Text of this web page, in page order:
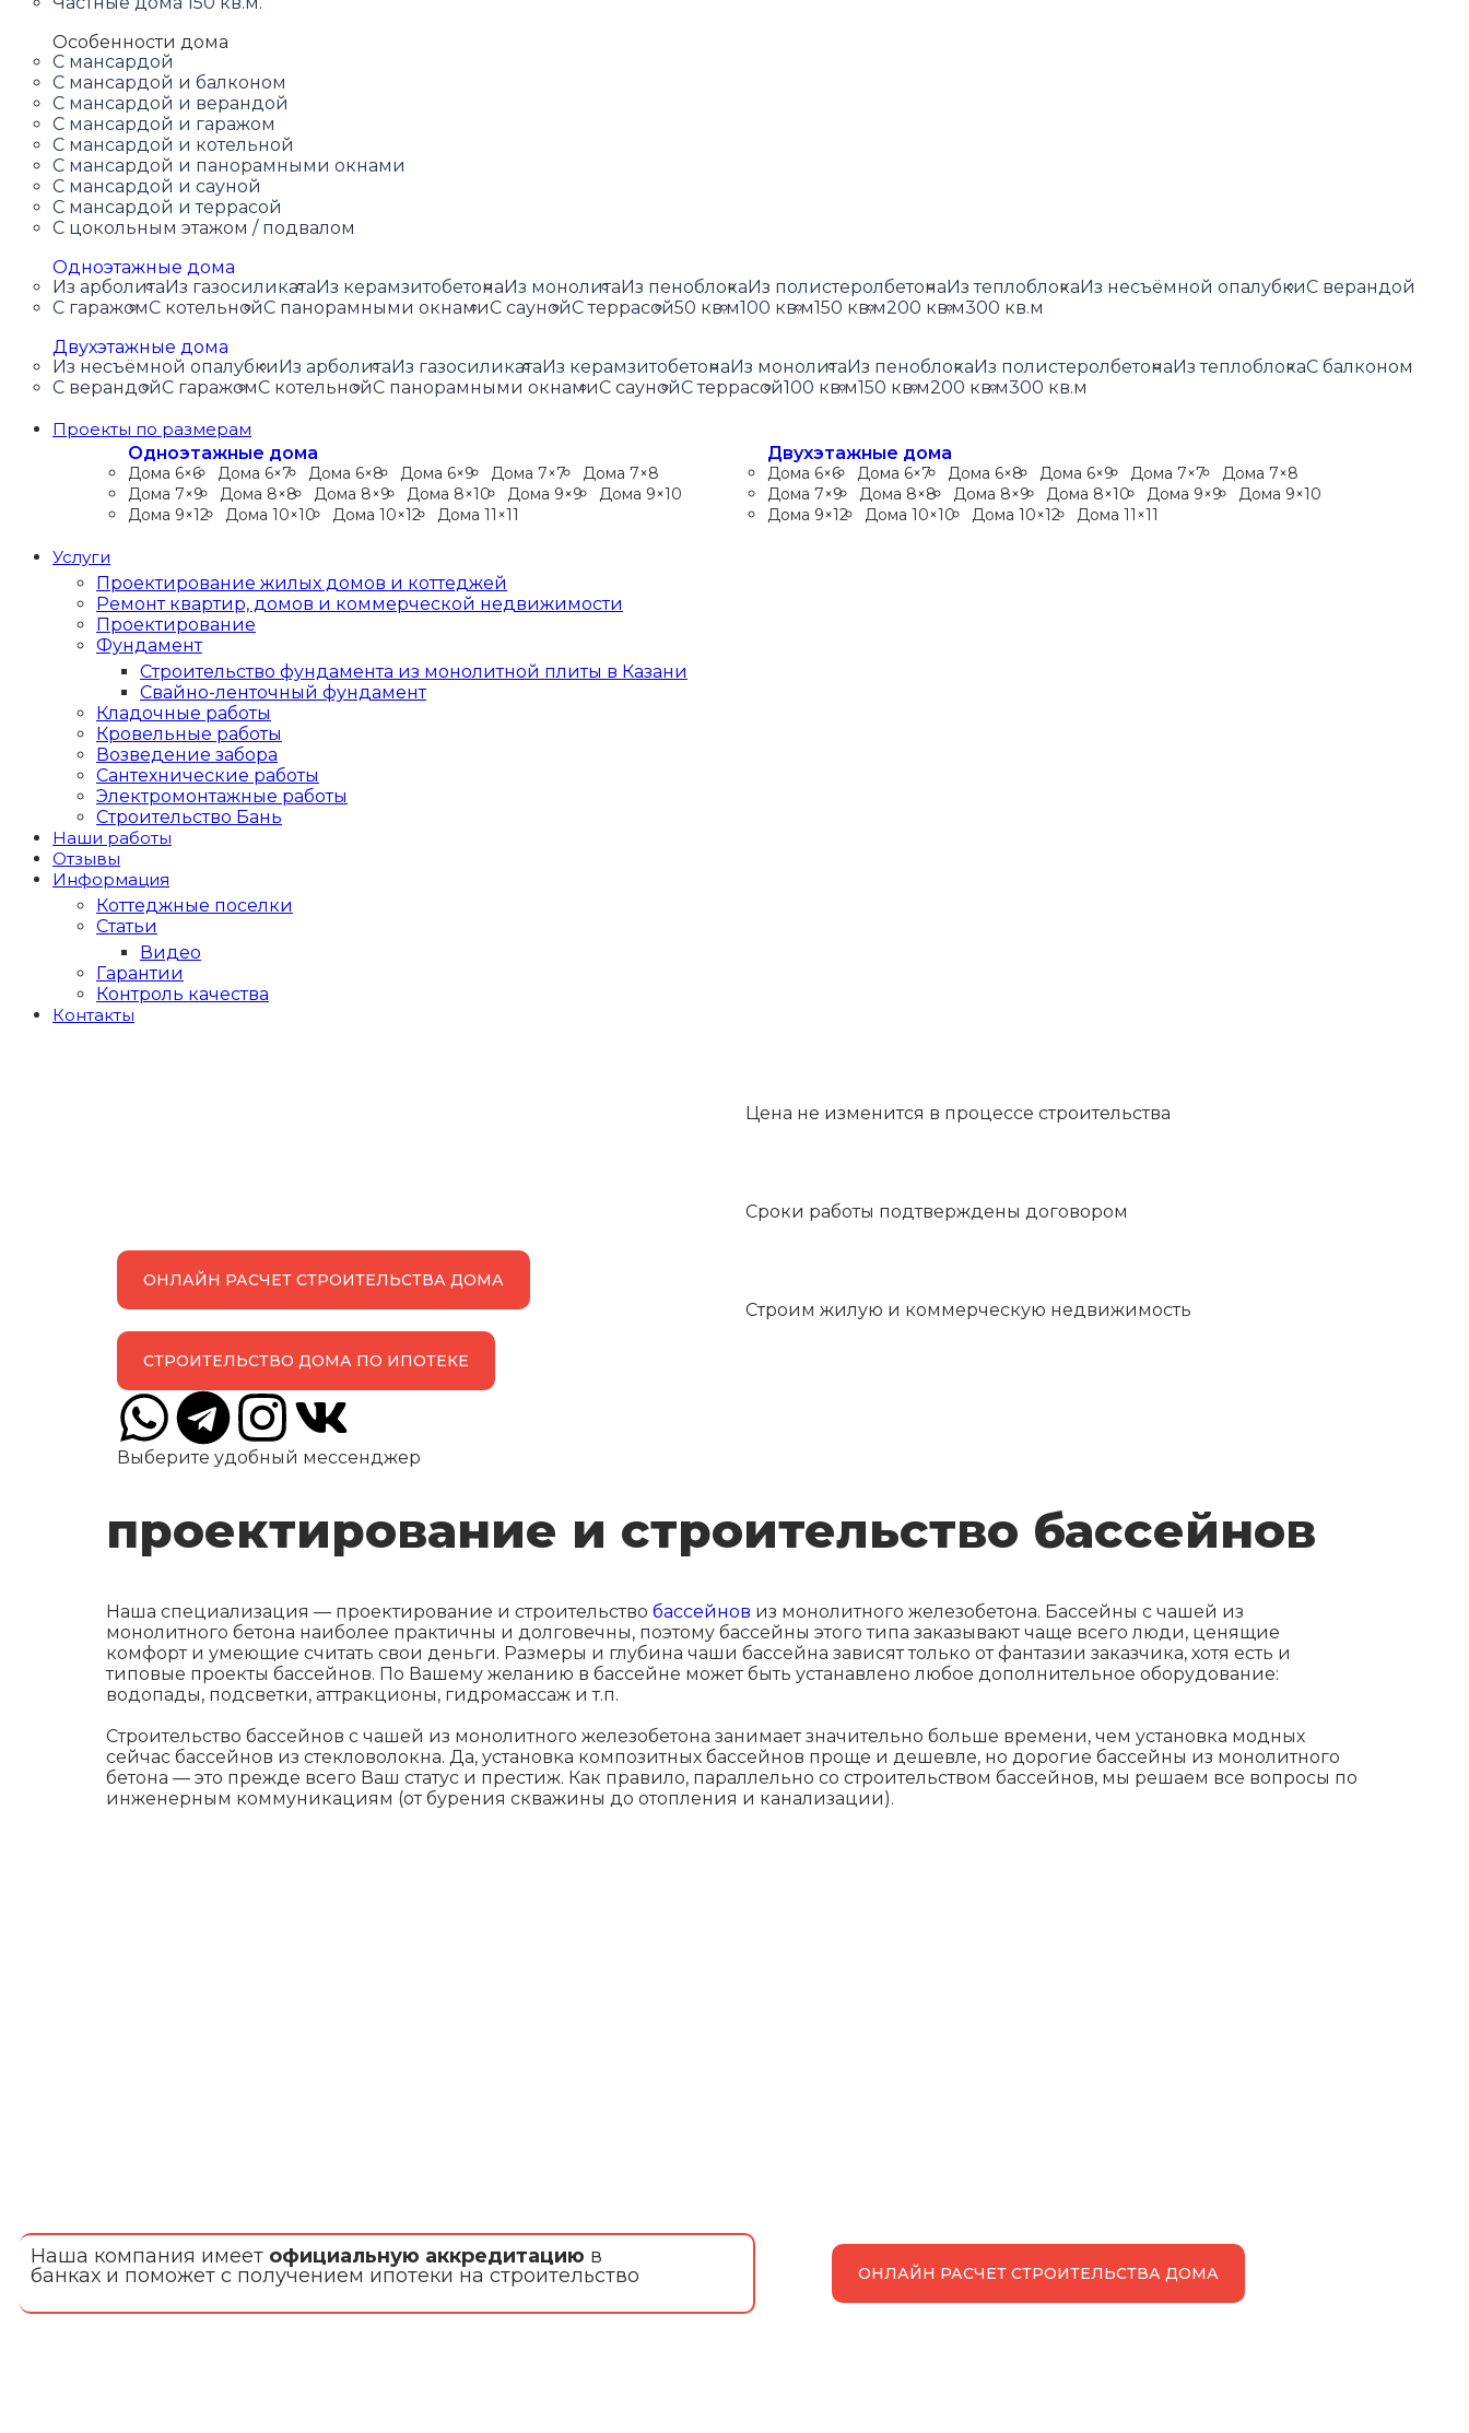
Особенности дома
С мансардой
С мансардой и балконом
С мансардой и верандой
С мансардой и гаражом
С мансардой и котельной
С мансардой и панорамными окнами
С мансардой и сауной
С мансардой и террасой
С цокольным этажом / подвалом
Одноэтажные дома
Из арболитаИз газосиликатаИз керамзитобетонаИз монолитаИз пеноблокаИз полистеролбетонаИз теплоблокаИз несъёмной опалубкиС верандой
С гаражомС котельнойС панорамными окнамиС саунойС террасой50 кв.м100 кв.м150 кв.м200 кв.м300 кв.м
Двухэтажные дома
Из несъёмной опалубкиИз арболитаИз газосиликатаИз керамзитобетонаИз монолитаИз пеноблокаИз полистеролбетонаИз теплоблокаС балконом
С верандойС гаражомС котельнойС панорамными окнамиС саунойС террасой100 кв.м150 кв.м200 кв.м300 кв.м
Проекты по размерам
Одноэтажные дома
Дома 6×6 Дома 6×7 Дома 6×8 Дома 6×9 Дома 7×7
Дома 7×8
Дома 7×9
Дома 8×8 Дома 8×9 Дома 8×10 Дома 9×9
Дома 9×10
Дома 9×12
Дома 10×10 Дома 10×12 Дома 11×11
Двухэтажные дома
Дома 6×6 Дома 6×7 Дома 6×8 Дома 6×9 Дома 7×7
Дома 7×8
Дома 7×9
Дома 8×8 Дома 8×9 Дома 8×10 Дома 9×9
Дома 9×10
Дома 9×12
Дома 10×10 Дома 10×12 Дома 11×11
Услуги
Проектирование жилых домов и коттеджей
Ремонт квартир, домов и коммерческой недвижимости
Проектирование
Фундамент
Строительство фундамента из монолитной плиты в Казани
Свайно-ленточный фундамент
Кладочные работы
Кровельные работы
Возведение забора
Сантехнические работы
Электромонтажные работы
Строительство Бань
Наши работы
Отзывы
Информация
Коттеджные поселки
Статьи
Видео
Гарантии
Контроль качества
Контакты
ОНЛАЙН РАСЧЕТ СТРОИТЕЛЬСТВА ДОМА
СТРОИТЕЛЬСТВО ДОМА ПО ИПОТЕКЕ
Выберите удобный мессенджер
Цена не изменится в процессе строительства
Сроки работы подтверждены договором
Строим жилую и коммерческую недвижимость
проектирование и строительство бассейнов
Наша специализация — проектирование и строительство бассейнов из монолитного железобетона. Бассейны с чашей из
монолитного бетона наиболее практичны и долговечны, поэтому бассейны этого типа заказывают чаще всего люди, ценящие
комфорт и умеющие считать свои деньги. Размеры и глубина чаши бассейна зависят только от фантазии заказчика, хотя есть и
типовые проекты бассейнов. По Вашему желанию в бассейне может быть устанавлено любое дополнительное оборудование:
водопады, подсветки, аттракционы, гидромассаж и т.п.
Строительство бассейнов с чашей из монолитного железобетона занимает значительно больше времени, чем установка модных
сейчас бассейнов из стекловолокна. Да, установка композитных бассейнов проще и дешевле, но дорогие бассейны из монолитного
бетона — это прежде всего Ваш статус и престиж. Как правило, параллельно со строительством бассейнов, мы решаем все вопросы по
инженерным коммуникациям (от бурения скважины до отопления и канализации).
Наша компания имеет официальную аккредитацию в
банках и поможет с получением ипотеки на строительство
ОНЛАЙН РАСЧЕТ СТРОИТЕЛЬСТВА ДОМА